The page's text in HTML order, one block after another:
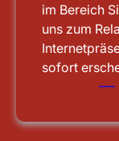
im Bereich
uns zum
sofort